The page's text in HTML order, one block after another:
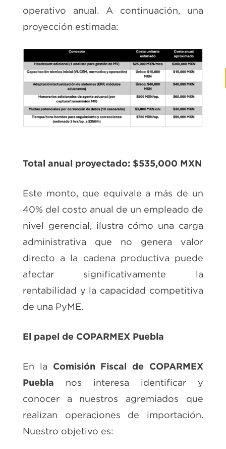
operativo anual. A continuación, una
proyección estimada:
Total anual proyectado: $535,000 MXN
Este monto, que equivale a más de un
40% del costo anual de un empleado de
nivel gerencial, ilustra cómo una carga
administrativa que no genera valor
directo a la cadena productiva puede
afectar significativamente la
rentabilidad y la capacidad competitiva
de una PyME.
El papel de COPARMEX Puebla
En la Comisión Fiscal de COPARMEX
Puebla nos interesa identificar y
conocer a nuestros agremiados que
realizan operaciones de importación.
Nuestro objetivo es: